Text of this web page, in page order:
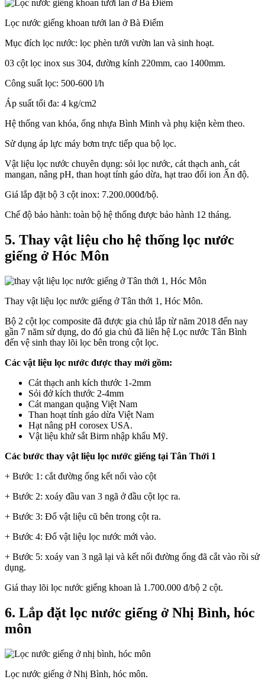
Lọc nước giếng khoan tưới lan ở Bà Điểm
Mục đích lọc nước: lọc phèn tưới vườn lan và sinh hoạt.
03 cột lọc inox sus 304, đường kính 220mm, cao 1400mm.
Công suất lọc: 500-600 l/h
Áp suất tối đa: 4 kg/cm2
Hệ thống van khóa, ống nhựa Bình Minh và phụ kiện kèm theo.
Sử dụng áp lực máy bơm trực tiếp qua bộ lọc.
Vật liệu lọc nước chuyên dụng: sỏi lọc nước, cát thạch anh, cát
mangan, nâng pH, than hoạt tính gáo dừa, hạt trao đổi ion Ấn độ.
Giá lắp đặt bộ 3 cột inox: 7.200.000đ/bộ.
Chế độ bảo hành: toàn bộ hệ thống được bảo hành 12 tháng.
5. Thay vật liệu cho hệ thống lọc nước
giếng ở Hóc Môn
Thay vật liệu lọc nước giếng ở Tân thới 1, Hóc Môn.
Bộ 2 cột lọc composite đã được gia chủ lắp từ năm 2018 đến nay
gần 7 năm sử dụng, do đó gia chủ đã liên hệ Lọc nước Tân Bình
đến vệ sinh thay lõi lọc bên trong cột lọc.
Các vật liệu lọc nước được thay mới gồm:
Cát thạch anh kích thước 1-2mm
Sỏi đở kích thước 2-4mm
Cát mangan quặng Việt Nam
Than hoạt tính gáo dừa Việt Nam
Hạt nâng pH corosex USA.
Vật liệu khử sắt Birm nhập khẩu Mỹ.
Các bước thay vật liệu lọc nước giếng tại Tân Thới 1
+ Bước 1: cắt đường ống kết nối vào cột
+ Bước 2: xoáy đầu van 3 ngã ở đầu cột lọc ra.
+ Bước 3: Đổ vật liệu cũ bên trong cột ra.
+ Bước 4: Đổ vật liệu lọc nước mới vào.
+ Bước 5: xoáy van 3 ngã lại và kết nối đường ống đã cắt vào rồi sử
dụng.
Giá thay lõi lọc nước giếng khoan là 1.700.000 đ/bộ 2 cột.
6. Lắp đặt lọc nước giếng ở Nhị Bình, hóc
môn
Lọc nước giếng ở Nhị Bình, hóc môn.